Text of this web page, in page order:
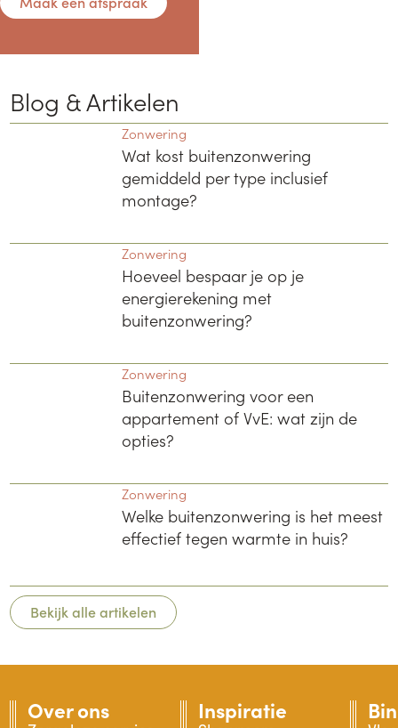
Blog & Artikelen
Zonwering
Wat kost buitenzonwering
gemiddeld per type inclusief
montage?
Zonwering
Hoeveel bespaar je op je
energierekening met
buitenzonwering?
Zonwering
Buitenzonwering voor een
appartement of VvE: wat zijn de
opties?
Zonwering
Welke buitenzonwering is het meest
effectief tegen warmte in huis?
Bekijk alle artikelen
Over ons Inspiratie